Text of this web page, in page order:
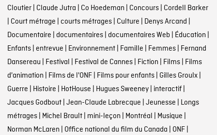
Cloutier| Claude Jutra Co Hoedeman Concours| Cordell Barker
Court métrage courts métrages| Culture Denys Arcand
Documentaire documentaires| documentaires Web Éducation
Enfants| entrevue Environnement| Famille Femmes| Fernand
Dansereau Festival Festival de Cannes| Fiction Films| Films
d'animation Films de l'ONF| Films pour enfants| Gilles Groulx|
Guerre Histoire HotHouse Hugues Sweeney| interactif|
Jacques Godbout| Jean-Claude Labrecque Jeunesse Longs
métrages| Michel Brault| mini-leçon Montréal Musique
Norman McLaren Office national du film du Canada ONF|